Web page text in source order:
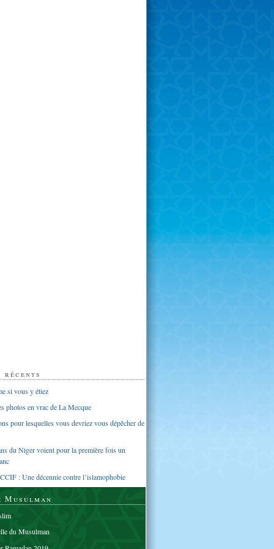
si vous y étiez
photos en vrac de La Mecque
pour lesquelles vous devriez vous dépêcher de
du Niger voient pour la première fois un
: Une décennie contre l’islamophobie
Musulman
du Musulman